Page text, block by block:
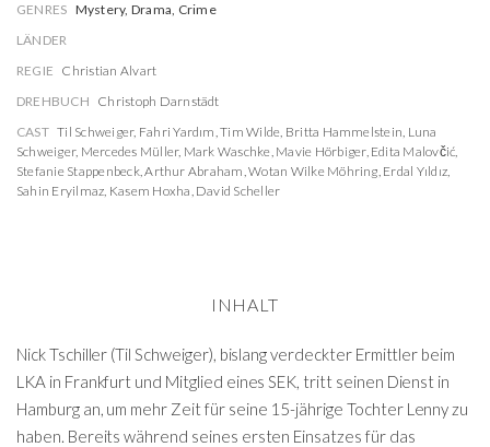
GENRES Mystery, Drama, Crime
LÄNDER
REGIE Christian Alvart
DREHBUCH Christoph Darnstädt
CAST Til Schweiger, Fahri Yardım,Tim Wilde, Britta Hammelstein, Luna
Schweiger, Mercedes Müller, Mark Waschke, Mavie Hörbiger, Edita Malovčić,
Stefanie Stappenbeck,Arthur Abraham,Wotan Wilke Möhring, Erdal Yıldız,
Sahin Eryilmaz, Kasem Hoxha, David Scheller
INHALT
Nick Tschiller (Til Schweiger), bislang verdeckter Ermittler beim
LKA in Frankfurt und Mitglied eines SEK, tritt seinen Dienst in
Hamburg an, um mehr Zeit für seine 15-jährige Tochter Lenny zu
haben. Bereits während seines ersten Einsatzes für das